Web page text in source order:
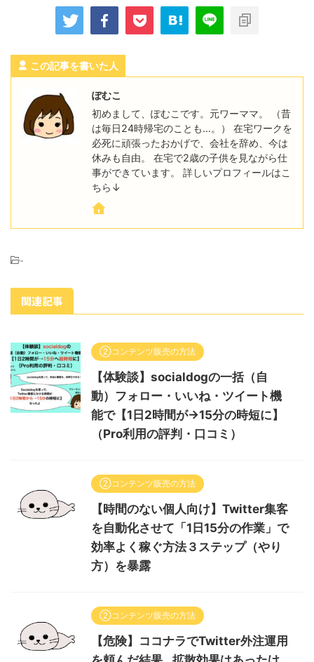
この記事を書いた人
ぽむこ
初めまして、ぽむこです。元ワーママ。 （昔
は毎日24時帰宅のことも…。） 在宅ワークを
必死に頑張ったおかげで、会社を辞め、今は
休みも自由。 在宅で2歳の子供を見ながら仕
事ができています。 詳しいプロフィールはこ
ちら↓
-
関連記事
②コンテンツ販売の方法
【体験談】socialdogの一括（自
動）フォロー・いいね・ツイート機
能で【1日2時間が→15分の時短に】
（Pro利用の評判・口コミ）
②コンテンツ販売の方法
【時間のない個人向け】Twitter集客
を自動化させて「1日15分の作業」で
効率よく稼ぐ方法３ステップ（やり
方）を暴露
②コンテンツ販売の方法
【危険】ココナラでTwitter外注運用